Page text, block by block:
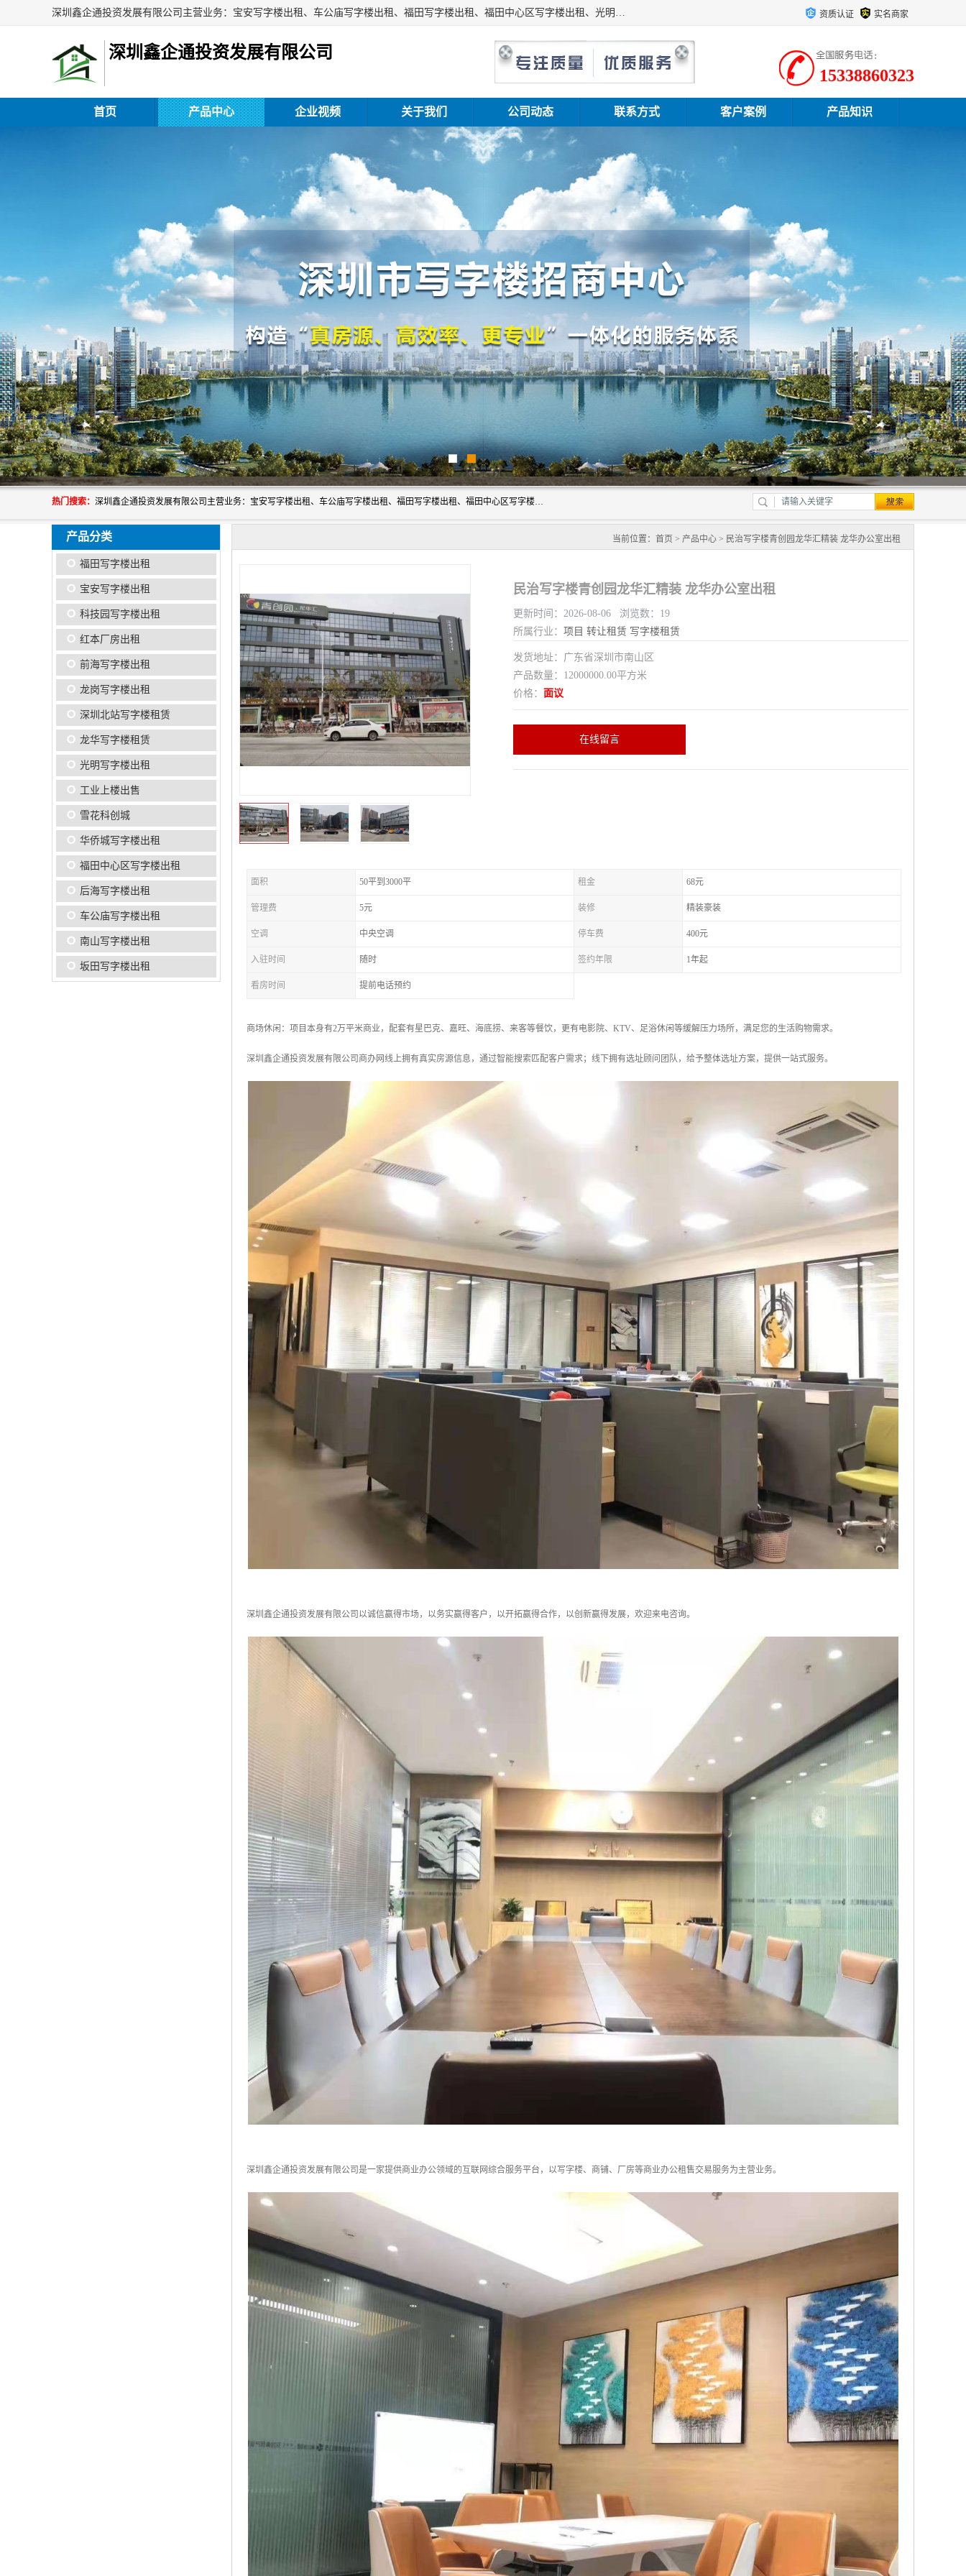
深圳鑫企通投资发展有限公司主营业务：宝安写字楼出租、车公庙写字楼出租、福田写字楼出租、福田中心区写字楼出租、光明写字楼出租、后海写字楼出租、科技园写字楼出租、南山写字楼出租等。公司专注为写字楼提供整体解决方案的化服务，依托于长期的写字楼线下运营经验和积累，以及丰富的互联网从业经验，拥有完善的服务架构体系、丰富的行业经验、与充分的销售资源。 资质认证 实名商家
深圳鑫企通投资发展有限公司
15338860323
首页 产品中心 企业视频 关于我们 公司动态 联系方式 客户案例 产品知识
热门搜索： 深圳鑫企通投资发展有限公司主营业务：宝安写字楼出租、车公庙写字楼出租、福田写字楼出租、福田中心区写字楼出租、光明写字楼出租、后海写字楼出租、科技园写字楼出租、南山写字楼出租等。公司专注为写字楼提供整体解决方案的化服务，依托于长期的写字楼线下运营经验和积累，以及丰富的互联网从业经验，拥有完善的服务架构体系、丰富的行业经验、与充分的销售资源。
产品分类
福田写字楼出租
宝安写字楼出租
科技园写字楼出租
红本厂房出租
前海写字楼出租
龙岗写字楼出租
深圳北站写字楼租赁
龙华写字楼租赁
光明写字楼出租
工业上楼出售
雪花科创城
华侨城写字楼出租
福田中心区写字楼出租
后海写字楼出租
车公庙写字楼出租
南山写字楼出租
坂田写字楼出租
当前位置： 首页 > 产品中心 > 民治写字楼青创园龙华汇精装 龙华办公室出租
民治写字楼青创园龙华汇精装 龙华办公室出租
更新时间：2026-08-06 浏览数：19
所属行业： 项目 转让租赁 写字楼租赁
发货地址：广东省深圳市南山区
产品数量：12000000.00平方米
价格： 面议
在线留言
面积 50平到3000平 租金 68元
管理费 5元 装修 精装豪装
空调 中央空调 停车费 400元
入驻时间 随时 签约年限 1年起
看房时间 提前电话预约
商场休闲：项目本身有2万平米商业，配套有星巴克、嘉旺、海底捞、来客等餐饮，更有电影院、KTV、足浴休闲等缓解压力场所，满足您的生活购物需求。
深圳鑫企通投资发展有限公司商办网线上拥有真实房源信息，通过智能搜索匹配客户需求；线下拥有选址顾问团队，给予整体选址方案，提供一站式服务。
深圳鑫企通投资发展有限公司以诚信赢得市场，以务实赢得客户，以开拓赢得合作，以创新赢得发展，欢迎来电咨询。
深圳鑫企通投资发展有限公司是一家提供商业办公领域的互联网综合服务平台，以写字楼、商铺、厂房等商业办公租售交易服务为主营业务。